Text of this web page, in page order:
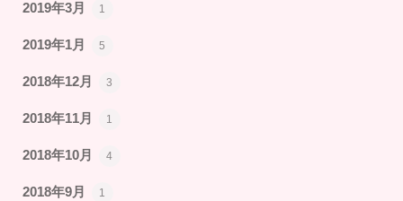
2019年3月 1
2019年1月 5
2018年12月 3
2018年11月 1
2018年10月 4
2018年9月 1